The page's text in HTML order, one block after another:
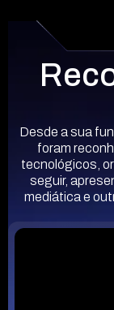
Desde a sua
foram
tecnológicos,
seguir,
mediática e